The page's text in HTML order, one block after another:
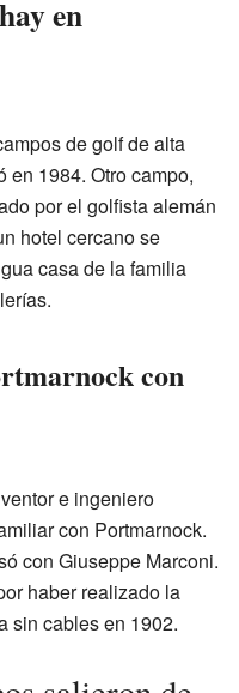
en
de golf de alta
1984. Otro campo,
por el golfista alemán
hotel cercano se
casa de la familia
con
e ingeniero
con Portmarnock.
con Giuseppe Marconi.
haber realizado la
sin cables en 1902.